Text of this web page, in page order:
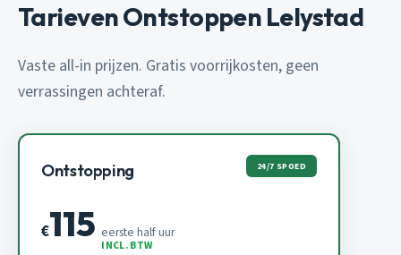
Tarieven Ontstoppen Lelystad
Vaste all-in prijzen. Gratis voorrijkosten, geen
verrassingen achteraf.
Ontstopping 24/7 SPOED
€115 eerste half uur
INCL. BTW